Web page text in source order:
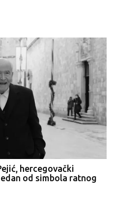
hercegovački
od simbola ratnog